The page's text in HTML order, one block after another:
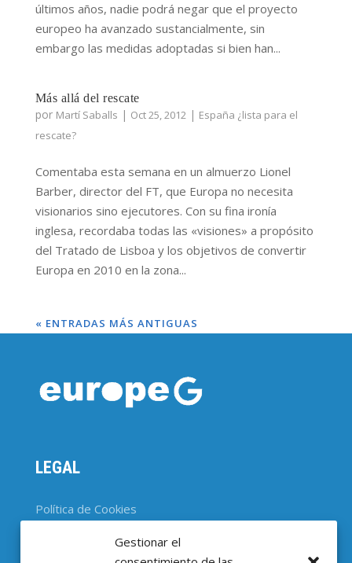
Gestionar el
últimos años, nadie podrá negar que el proyecto
europeo ha avanzado sustancialmente, sin
embargo las medidas adoptadas si bien han...
Más allá del rescate
por Martí Saballs | Oct 25, 2012| España ¿lista para el
rescate?
Comentaba esta semana en un almuerzo Lionel
Barber, director del FT, que Europa no necesita
visionarios sino ejecutores. Con su fina ironía
inglesa, recordaba todas las «visiones» a propósito
del Tratado de Lisboa y los objetivos de convertir
Europa en 2010 en la zona...
« ENTRADAS MÁS ANTIGUAS
LEGAL
Política de Cookies